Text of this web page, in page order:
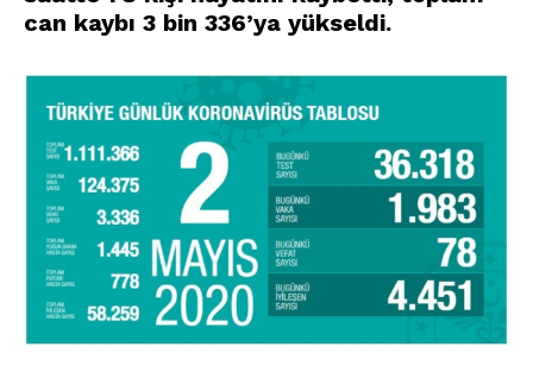
can kaybı 3 bin 336’ya yükseldi.